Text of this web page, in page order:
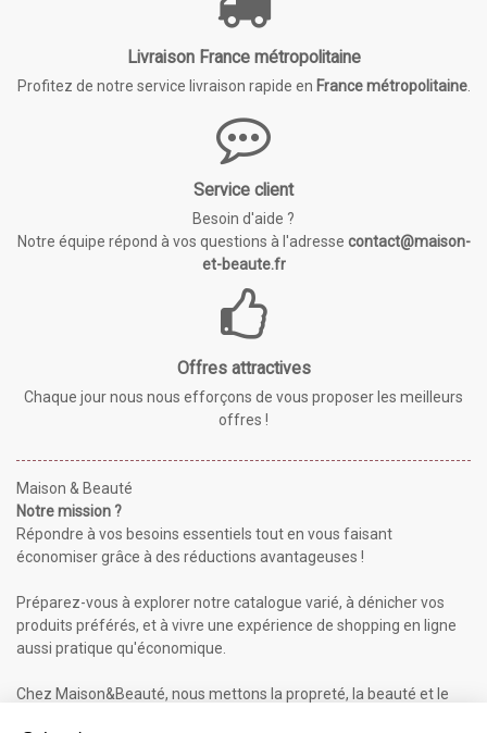
Livraison France métropolitaine
Profitez de notre service livraison rapide en France métropolitaine.
Service client
Besoin d'aide ?
Notre équipe répond à vos questions à l'adresse contact@maison-
et-beaute.fr
Offres attractives
Chaque jour nous nous efforçons de vous proposer les meilleurs
offres !
Maison & Beauté
Notre mission ?
Répondre à vos besoins essentiels tout en vous faisant
économiser grâce à des réductions avantageuses !
Préparez-vous à explorer notre catalogue varié, à dénicher vos
produits préférés, et à vivre une expérience de shopping en ligne
aussi pratique qu'économique.
Chez Maison&Beauté, nous mettons la propreté, la beauté et le